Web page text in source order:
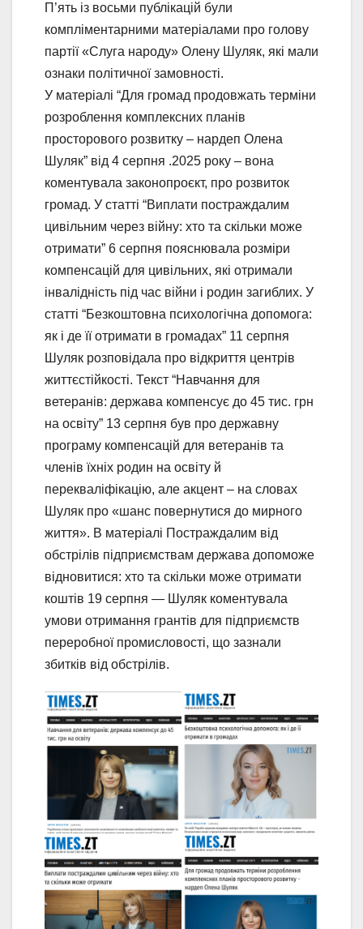
П’ять із восьми публікацій були
компліментарними матеріалами про голову
партії «Слуга народу» Олену Шуляк, які мали
ознаки політичної замовності.
У матеріалі “Для громад продовжать терміни
розроблення комплексних планів
просторового розвитку – нардеп Олена
Шуляк” від 4 серпня .2025 року – вона
коментувала законопроєкт, про розвиток
громад. У статті “Виплати постраждалим
цивільним через війну: хто та скільки може
отримати” 6 серпня пояснювала розміри
компенсацій для цивільних, які отримали
інвалідність під час війни і родин загиблих. У
статті “Безкоштовна психологічна допомога:
як і де її отримати в громадах” 11 серпня
Шуляк розповідала про відкриття центрів
життєстійкості. Текст “Навчання для
ветеранів: держава компенсує до 45 тис. грн
на освіту” 13 серпня був про державну
програму компенсацій для ветеранів та
членів їхніх родин на освіту й
перекваліфікацію, але акцент – на словах
Шуляк про «шанс повернутися до мирного
життя». В матеріалі Постраждалим від
обстрілів підприємствам держава допоможе
відновитися: хто та скільки може отримати
коштів 19 серпня — Шуляк коментувала
умови отримання грантів для підприємств
переробної промисловості, що зазнали
збитків від обстрілів.